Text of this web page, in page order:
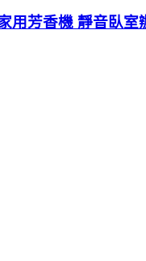
芳香機 靜音臥